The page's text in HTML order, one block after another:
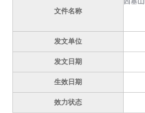
文件名称
发文单位
发文日期
生效日期
效力状态